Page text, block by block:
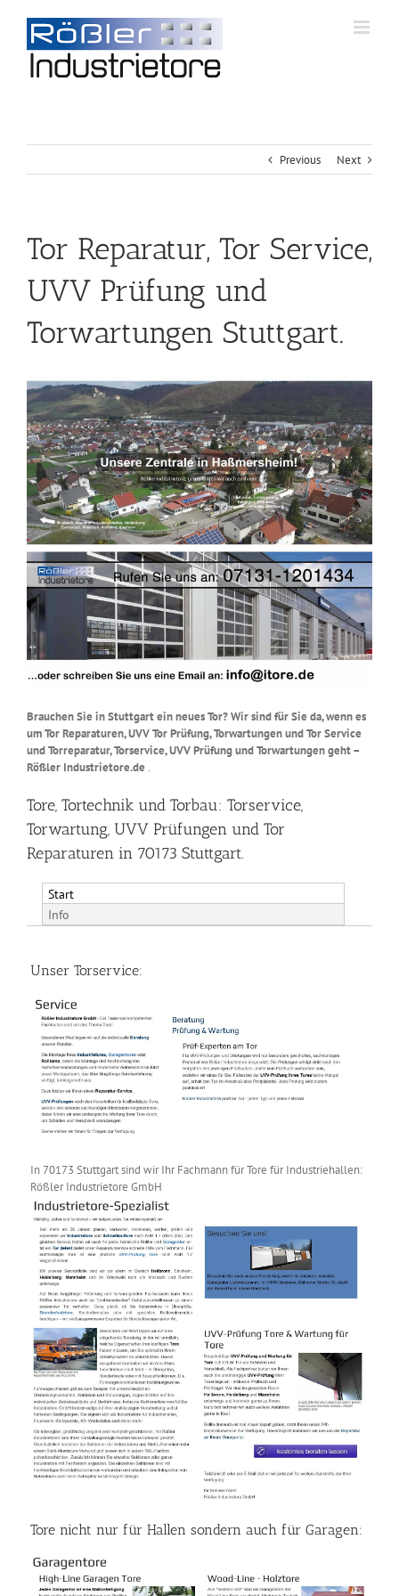
Previous Next
Tor Reparatur, Tor Service,
UVV Prüfung und
Torwartungen Stuttgart.
Brauchen Sie in Stuttgart ein neues Tor? Wir sind für Sie da, wenn es
um Tor Reparaturen, UVV Tor Prüfung, Torwartungen und Tor Service
und Torreparatur, Torservice, UVV Prüfung und Torwartungen geht –
Rößler Industrietore.de .
Tore, Tortechnik und Torbau: Torservice,
Torwartung, UVV Prüfungen und Tor
Reparaturen in 70173 Stuttgart.
Start
Info
Unser Torservice:
In 70173 Stuttgart sind wir Ihr Fachmann für Tore für Industriehallen:
Rößler Industrietore GmbH
Tore nicht nur für Hallen sondern auch für Garagen: